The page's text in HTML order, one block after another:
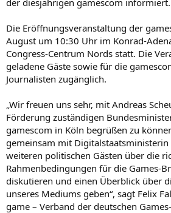
der diesjährigen gamescom informiert.
Die Eröffnungsveranstaltung der
August um 10:30 Uhr im Konrad-
Congress-Centrum Nords statt. Die
geladene Gäste sowie für die
Journalisten zugänglich.
„Wir freuen uns sehr, mit Andreas
Förderung zuständigen
gamescom in Köln begrüßen zu
gemeinsam mit
weiteren politischen Gästen über die
Rahmenbedingungen für die Games-
diskutieren und einen Überblick über
unseres Mediums geben“, sagt Felix
game – Verband der deutschen